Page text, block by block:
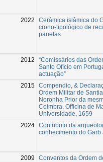
2022
Cerâmica islâmica do
crono-tipológico de
panelas
2012
“Comissários das
Santo Ofício em
actuação”
2015 Compendio, &
Ordem Militar de
Noronha Prior da
Coimbra, Officina de
Universidade, 1659
2024 Contributo da
conhecimento do Garb
2009
Conventos da Ordem